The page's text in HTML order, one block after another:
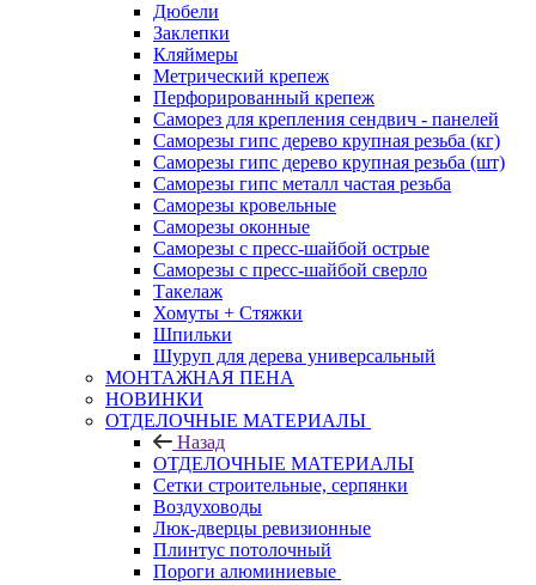
Дюбели
Заклепки
Кляймеры
Метрический крепеж
Перфорированный крепеж
Саморез для крепления сендвич - панелей
Саморезы гипс дерево крупная резьба (кг)
Саморезы гипс дерево крупная резьба (шт)
Саморезы гипс металл частая резьба
Саморезы кровельные
Саморезы оконные
Саморезы с пресс-шайбой острые
Саморезы с пресс-шайбой сверло
Такелаж
Хомуты + Стяжки
Шпильки
Шуруп для дерева универсальный
МОНТАЖНАЯ ПЕНА
НОВИНКИ
ОТДЕЛОЧНЫЕ МАТЕРИАЛЫ
Назад
ОТДЕЛОЧНЫЕ МАТЕРИАЛЫ
Сетки строительные, серпянки
Воздуховоды
Люк-дверцы ревизионные
Плинтус потолочный
Пороги алюминиевые